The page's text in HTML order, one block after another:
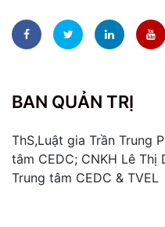
BAN QUẢN TRỊ
ThS,Luật gia Trần Trung
tâm CEDC; CNKH Lê Thị
Trung tâm CEDC & TVEL